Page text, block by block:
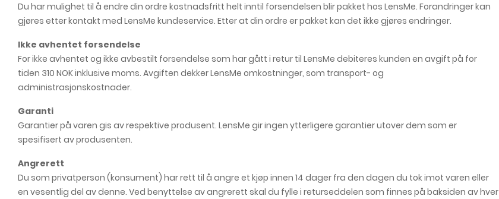
Du har mulighet til å endre din ordre kostnadsfritt helt inntil forsendelsen blir pakket hos LensMe. Forandringer kan
gjøres etter kontakt med LensMe kundeservice. Etter at din ordre er pakket kan det ikke gjøres endringer.
Ikke avhentet forsendelse
For ikke avhentet og ikke avbestilt forsendelse som har gått i retur til LensMe debiteres kunden en avgift på for
tiden 310 NOK inklusive moms. Avgiften dekker LensMe omkostninger, som transport- og
administrasjonskostnader.
Garanti
Garantier på varen gis av respektive produsent. LensMe gir ingen ytterligere garantier utover dem som er
spesifisert av produsenten.
Angrerett
Du som privatperson (konsument) har rett til å angre et kjøp innen 14 dager fra den dagen du tok imot varen eller
en vesentlig del av denne. Ved benyttelse av angrerett skal du fylle i returseddelen som finnes på baksiden av hver